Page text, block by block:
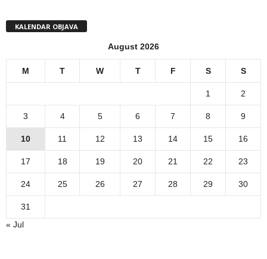
KALENDAR OBJAVA
August 2026
M T W T F S S
1 2
3 4 5 6 7 8 9
10 11 12 13 14 15 16
17 18 19 20 21 22 23
24 25 26 27 28 29 30
31
« Jul